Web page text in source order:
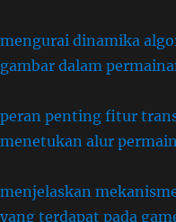
mengurai dinamika
gambar dalam
peran penting fitur
menetukan alur
menjelaskan
yang terdapat pada